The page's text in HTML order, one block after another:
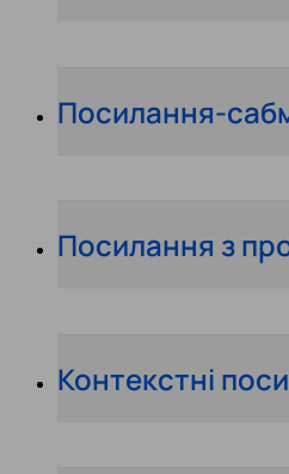
Посилання-
Посилання з
Контекстні